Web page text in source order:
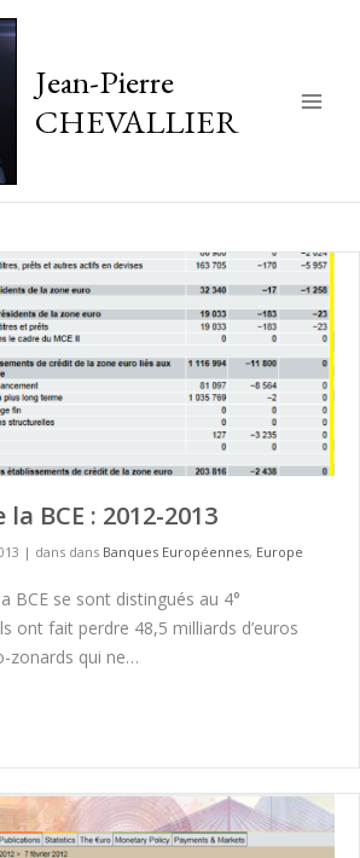
Jean-Pierre
CHEVALLIER
BCE : 2012-2013
| dans dans Banques Européennes, Europe
BCE se sont distingués au 4°
ont fait perdre 48,5 milliards d’euros
zonards qui ne…